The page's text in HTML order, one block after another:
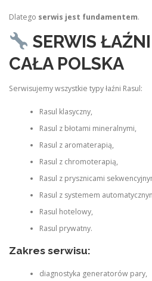
Dlatego serwis jest fundamentem.
SERWIS
CAŁA POLSKA
Serwisujemy wszystkie typy łaźni Rasul:
Rasul klasyczny,
Rasul z błotami mineralnymi,
Rasul z aromaterapią,
Rasul z chromoterapią,
Rasul z prysznicami
Rasul z systemem
Rasul hotelowy,
Rasul prywatny.
Zakres serwisu:
diagnostyka generatorów pary,